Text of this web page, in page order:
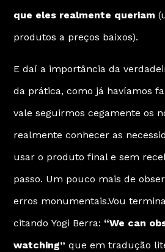
que eles realmente queriam
produtos a preços baixos).
E daí a importância da
da prática, como já havíamos
vale seguirmos cegamente os
realmente conhecer as
usar o produto final e sem
passo. Um pouco mais de
erros monumentais.Vou
citando Yogi Berra: “We can
watching” que em tradução